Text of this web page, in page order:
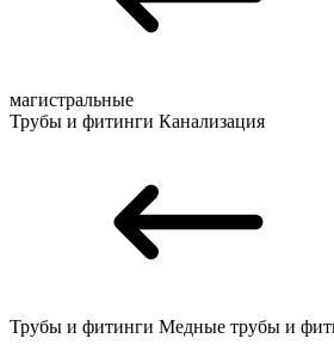
магистральные
Трубы и фитинги Канализация
Трубы и фитинги Медные трубы и